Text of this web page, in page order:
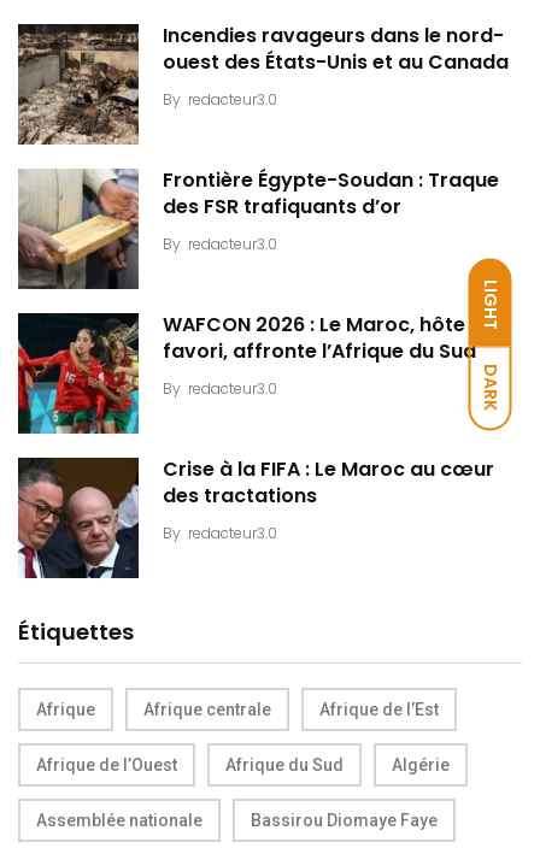
LIGHT
DARK
Incendies ravageurs dans le nord-
ouest des États-Unis et au Canada
By redacteur3.0
Frontière Égypte-Soudan : Traque
des FSR trafiquants d’or
By redacteur3.0
WAFCON 2026 : Le Maroc, hôte et
favori, affronte l’Afrique du Sud
By redacteur3.0
Crise à la FIFA : Le Maroc au cœur
des tractations
By redacteur3.0
Étiquettes
Afrique Afrique centrale Afrique de l’Est
Afrique de l’Ouest Afrique du Sud Algérie
Assemblée nationale Bassirou Diomaye Faye